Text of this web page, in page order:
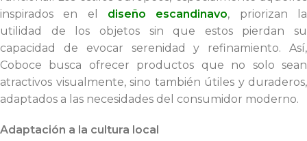
inspirados en el diseño escandinavo, priorizan la
utilidad de los objetos sin que estos pierdan su
capacidad de evocar serenidad y refinamiento. Así,
Coboce busca ofrecer productos que no solo sean
atractivos visualmente, sino también útiles y duraderos,
adaptados a las necesidades del consumidor moderno.
Adaptación a la cultura local